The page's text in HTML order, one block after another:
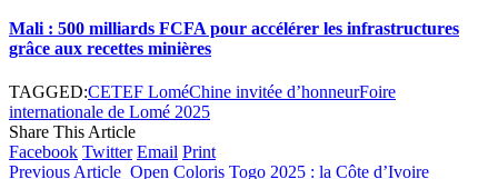
Mali : 500 milliards FCFA pour accélérer les infrastructures
grâce aux recettes minières
TAGGED:CETEF LoméChine invitée d’honneurFoire
internationale de Lomé 2025
Share This Article
Facebook Twitter Email Print
Previous Article Open Coloris Togo 2025 : la Côte d’Ivoire